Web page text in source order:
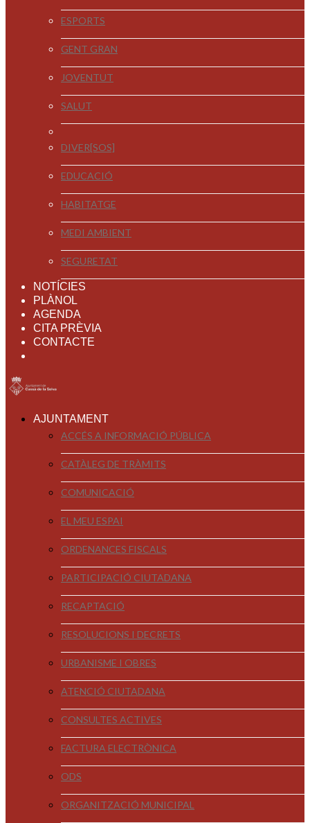
ESPORTS
GENT GRAN
JOVENTUT
SALUT
DIVER[SOS]
EDUCACIÓ
HABITATGE
MEDI AMBIENT
SEGURETAT
NOTÍCIES
PLÀNOL
AGENDA
CITA PRÈVIA
CONTACTE
AJUNTAMENT
ACCÉS A INFORMACIÓ PÚBLICA
CATÀLEG DE TRÀMITS
COMUNICACIÓ
EL MEU ESPAI
ORDENANCES FISCALS
PARTICIPACIÓ CIUTADANA
RECAPTACIÓ
RESOLUCIONS I DECRETS
URBANISME I OBRES
ATENCIÓ CIUTADANA
CONSULTES ACTIVES
FACTURA ELECTRÒNICA
ODS
ORGANITZACIÓ MUNICIPAL